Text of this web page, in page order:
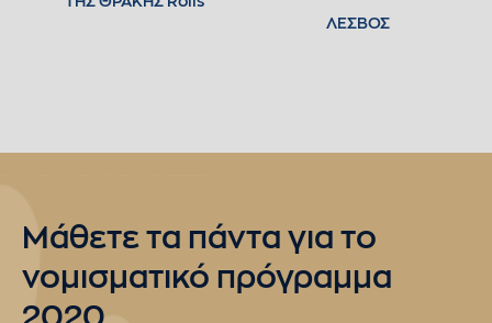
ΛΕΣΒΟΣ
Mάθετε τα πάντα για το
νομισματικό πρόγραμμα